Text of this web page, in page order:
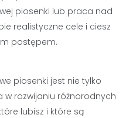
piosenki lub praca nad
realistyczne cele i ciesz
postępem.
piosenki jest nie tylko
rozwijaniu różnorodnych
lubisz i które są